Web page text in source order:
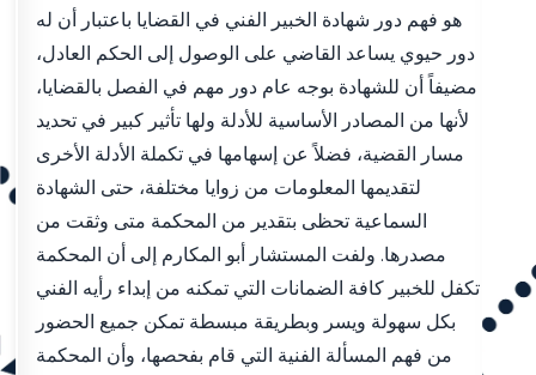
هو فهم دور شهادة الخبير الفني في القضايا باعتبار أن له
دور حيوي يساعد القاضي على الوصول إلى الحكم العادل،
مضيفاً أن للشهادة بوجه عام دور مهم في الفصل بالقضايا،
لأنها من المصادر الأساسية للأدلة ولها تأثير كبير في تحديد
مسار القضية، فضلاً عن إسهامها في تكملة الأدلة الأخرى
لتقديمها المعلومات من زوايا مختلفة، حتى الشهادة
السماعية تحظى بتقدير من المحكمة متى وثقت من
مصدرها. ولفت المستشار أبو المكارم إلى أن المحكمة
تكفل للخبير كافة الضمانات التي تمكنه من إبداء رأيه الفني
بكل سهولة ويسر وبطريقة مبسطة تمكن جميع الحضور
من فهم المسألة الفنية التي قام بفحصها، وأن المحكمة